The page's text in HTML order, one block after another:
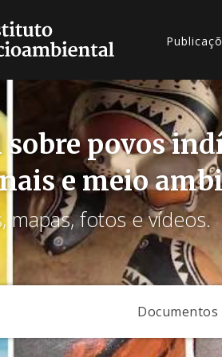
povos
e meio
mapas, fotos e vídeos.
Documentos